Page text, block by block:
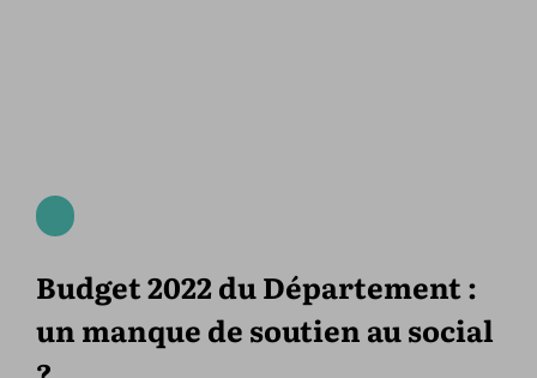
Budget 2022 du Département :
un manque de soutien au social